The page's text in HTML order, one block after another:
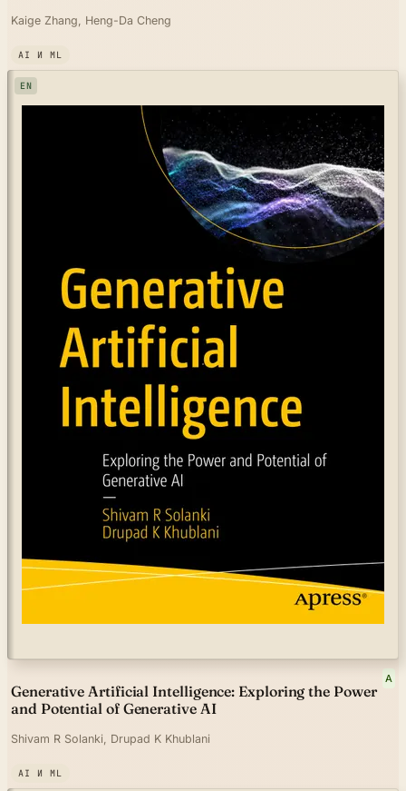
Kaige Zhang, Heng-Da Cheng
AI И ML
EN
Generative Artificial Intelligence: Exploring the Power
and Potential of Generative AI
A
Shivam R Solanki, Drupad K Khublani
AI И ML